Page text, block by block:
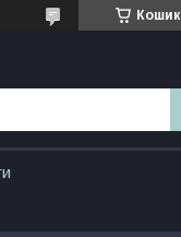
Кошик